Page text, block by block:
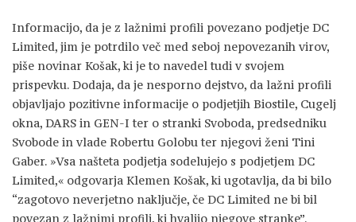
Informacijo, da je z lažnimi profili povezano podjetje DC
Limited, jim je potrdilo več med seboj nepovezanih virov,
piše novinar Košak, ki je to navedel tudi v svojem
prispevku. Dodaja, da je nesporno dejstvo, da lažni profili
objavljajo pozitivne informacije o podjetjih Biostile, Cugelj
okna, DARS in GEN-I ter o stranki Svoboda, predsedniku
Svobode in vlade Robertu Golobu ter njegovi ženi Tini
Gaber. »Vsa našteta podjetja sodelujejo s podjetjem DC
Limited,« odgovarja Klemen Košak, ki ugotavlja, da bi bilo
“zagotovo neverjetno naključje, če DC Limited ne bi bil
povezan z lažnimi profili, ki hvalijo njegove stranke”.